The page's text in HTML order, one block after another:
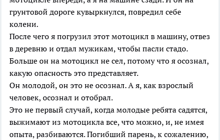
грунтовой дороге кувыркнулся, повредил себе
колени.
После чего я погрузил этот мотоцикл в машину, отвез
в деревню и отдал мужикам, чтобы пасли стадо.
Больше он на мотоцикл не сел, потому что я осознал,
какую опасность это представляет.
Он молодой, он это не осознал. А я, как взрослый
человек, осознал и отобрал.
Это не первый случай, когда молодые ребята садятся,
выжимают из мотоцикла все, что можно, и, не имея
опыта, разбиваются. Погибший парень, к сожалению,